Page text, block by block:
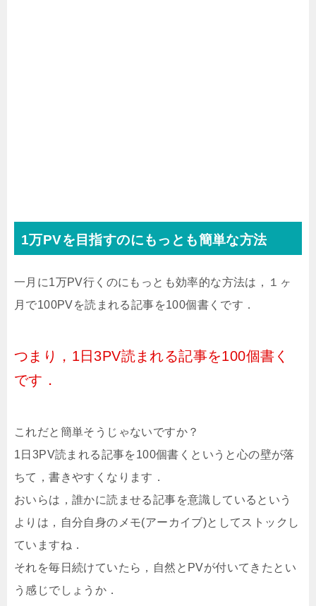
1万PVを目指すのにもっとも簡単な方法
一月に1万PV行くのにもっとも効率的な方法は，１ヶ
月で100PVを読まれる記事を100個書くです．
つまり，1日3PV読まれる記事を100個書く
です．
これだと簡単そうじゃないですか？
1日3PV読まれる記事を100個書くというと心の壁が落
ちて，書きやすくなります．
おいらは，誰かに読ませる記事を意識しているという
よりは，自分自身のメモ(アーカイブ)としてストックし
ていますね．
それを毎日続けていたら，自然とPVが付いてきたとい
う感じでしょうか．